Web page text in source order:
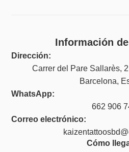
Información
Dirección:
Carrer del Pare Sallarès,
Barcelona,
WhatsApp:
662 906
Correo electrónico:
Cómo